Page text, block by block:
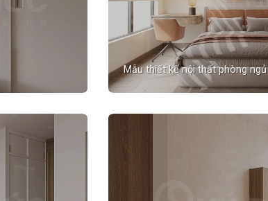
Mẫu thiết kế nội thất phòng